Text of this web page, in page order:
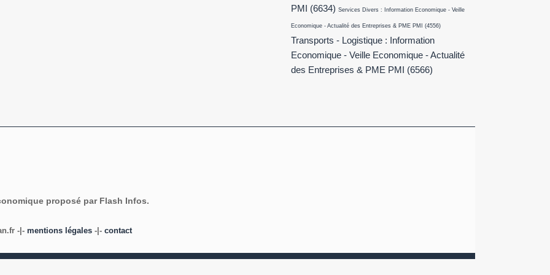
PMI (6634) Services Divers : Information Economique - Veille
Economique - Actualité des Entreprises & PME PMI (4556)
Transports - Logistique : Information
Economique - Veille Economique - Actualité
des Entreprises & PME PMI
(6566)
proposé par Flash Infos.
-|- mentions légales -|- contact